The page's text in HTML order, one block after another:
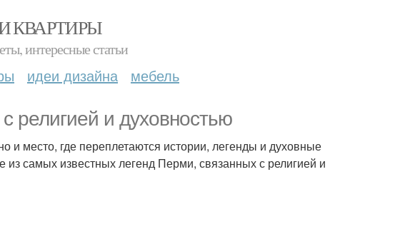
КВАРТИРЫ
интересные статьи
идеи дизайна мебель
религией и духовностью
и место, где переплетаются истории, легенды и духовные
самых известных легенд Перми, связанных с религией и